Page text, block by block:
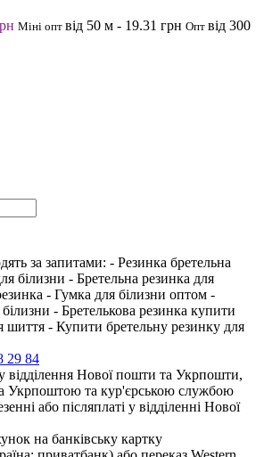
Міні опт від 50 м - 19.31 грн Опт від 300
за запитами: - Резинка бретельна
білизни - Бретельна резинка для
- Гумка для білизни оптом -
- Бретелькова резинка купити
шиття - Купити бретельну резинку для
29 84
відділення Нової пошти та Укрпошти,
Укрпоштою та кур'єрською службою
або післяплаті у відділенні Нової
на банківську картку